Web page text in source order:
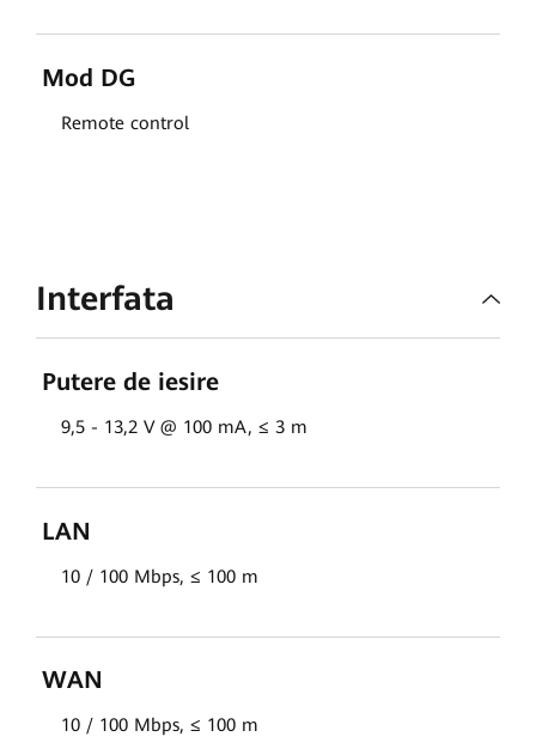
Mod DG
Remote control
Interfata
Putere de iesire
9,5 - 13,2 V @ 100 mA, ≤ 3 m
LAN
10 / 100 Mbps, ≤ 100 m
WAN
10 / 100 Mbps, ≤ 100 m